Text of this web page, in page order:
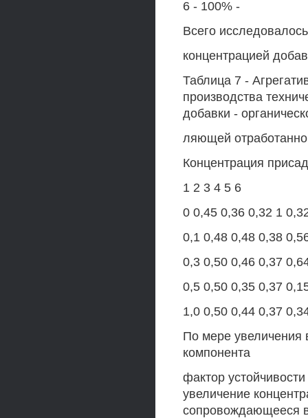
6 - 100% -
Всего
концентрацией
Таблица 7 -
производства
добавки -
ляющей
Концентрация
1 2 3 4 5 6
0 0,45 0,36 0,32 1
0,1 0,48 0,48 0,38
0,3 0,50 0,46 0,37
0,5 0,50 0,35 0,37
1,0 0,50 0,44 0,37
По мере увеличения
компонента
фактор
увеличение
сопровождающееся